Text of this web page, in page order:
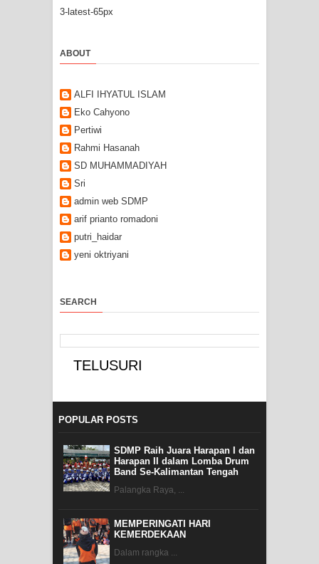
3-latest-65px
ABOUT
ALFI IHYATUL ISLAM
Eko Cahyono
Pertiwi
Rahmi Hasanah
SD MUHAMMADIYAH
Sri
admin web SDMP
arif prianto romadoni
putri_haidar
yeni oktriyani
SEARCH
POPULAR POSTS
SDMP Raih Juara Harapan I dan
Harapan II dalam Lomba Drum
Band Se-Kalimantan Tengah
Palangka Raya, ...
MEMPERINGATI HARI
KEMERDEKAAN
Dalam rangka ...